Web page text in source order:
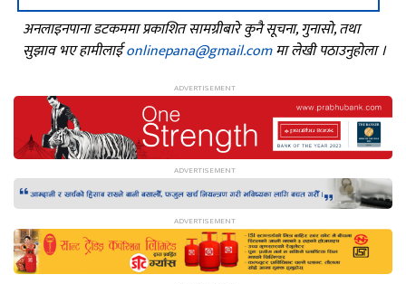
अनलाइनपाना डटकममा प्रकाशित सामग्रीबारे कुनै सूचना, गुनासो, तथा
सुझाव भए हामीलाईonlinepana@gmail.comमा लेखी पठाउनुहोला ।